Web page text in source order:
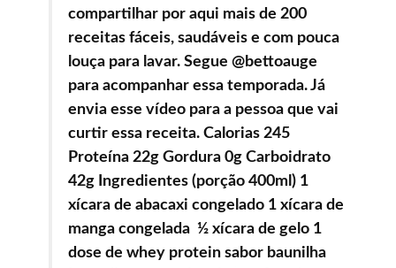
compartilhar por aqui mais de 200
receitas fáceis, saudáveis e com pouca
louça para lavar. Segue @bettoauge
para acompanhar essa temporada. Já
envia esse vídeo para a pessoa que vai
curtir essa receita. Calorias 245
Proteína 22g Gordura 0g Carboidrato
42g Ingredientes (porção 400ml) 1
xícara de abacaxi congelado 1 xícara de
manga congelada ½ xícara de gelo 1
dose de whey protein sabor baunilha